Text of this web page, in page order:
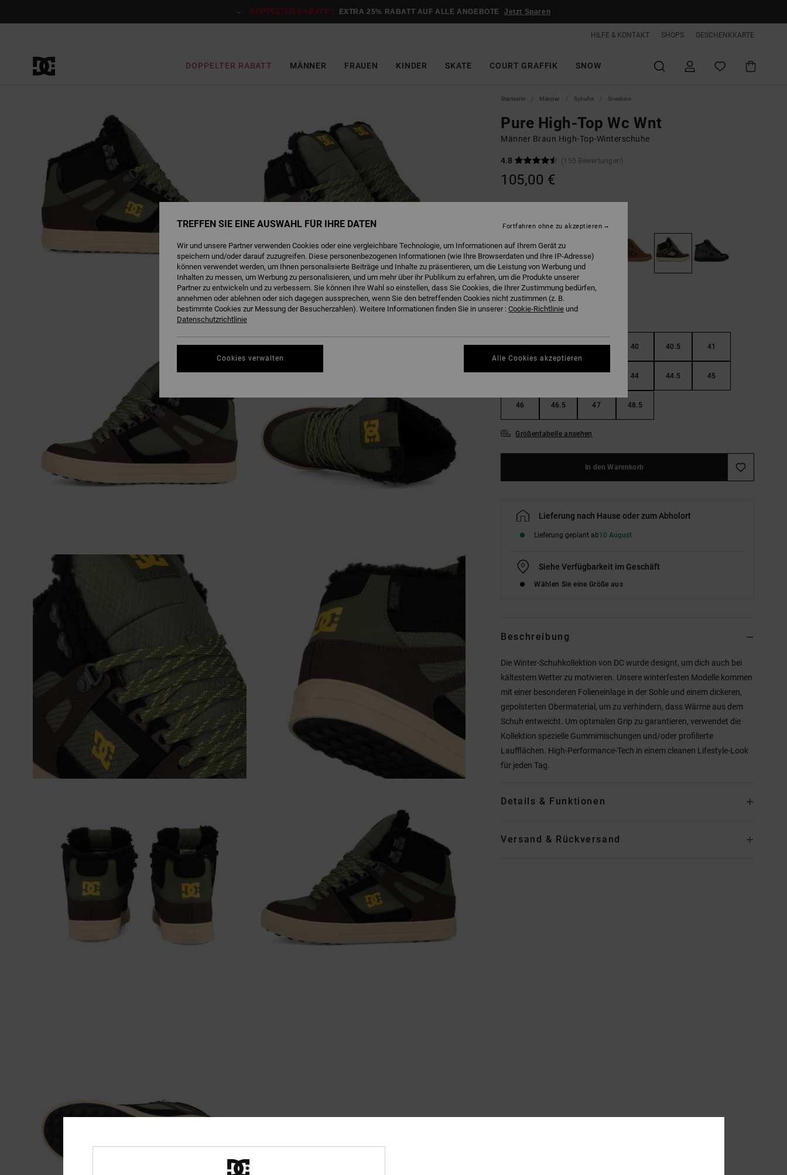
DOPPELTER RABATT*: EXTRA 25% RABATT AUF ALLE ANGEBOTE Jetzt Sparen
HILFE & KONTAKT SHOPS GESCHENKKARTE
DOPPELTER RABATT MÄNNER FRAUEN KINDER SKATE COURT GRAFFIK SNOW
Startseite Männer Schuhe Sneakers
Pure High-Top Wc Wnt
Männer Braun High-Top-Winterschuhe
4.8 (150 Bewertungen)
105,00 €
38 38.5 39 40 40.5 41
44 44.5 45
46 46.5 47 48.5
Größentabelle ansehen
In den Warenkorb
Lieferung nach Hause oder zum Abholort
Lieferung geplant ab10 August
Siehe Verfügbarkeit im Geschäft
Wählen Sie eine Größe aus
Beschreibung
Die Winter-Schuhkollektion von DC wurde designt, um dich auch bei
kältestem Wetter zu motivieren. Unsere winterfesten Modelle kommen
mit einer besonderen Folieneinlage in der Sohle und einem dickeren,
gepolsterten Obermaterial, um zu verhindern, dass Wärme aus dem
Schuh entweicht. Um optimalen Grip zu garantieren, verwendet die
Kollektion spezielle Gummimischungen und/oder profilierte
Laufflächen. High-Performance-Tech in einem cleanen Lifestyle-Look
für jeden Tag.
Details & Funktionen
Versand & Rückversand
TREFFEN SIE EINE AUSWAHL FÜR IHRE DATEN
Wir und unsere Partner verwenden Cookies oder eine vergleichbare Technologie, um Informationen auf Ihrem Gerät zu
speichern und/oder darauf zuzugreifen. Diese personenbezogenen Informationen (wie Ihre Browserdaten und Ihre IP-Adresse)
können verwendet werden, um Ihnen personalisierte Beiträge und Inhalte zu präsentieren, um die Leistung von Werbung und
Inhalten zu messen, um Werbung zu personalisieren, und um mehr über ihr Publikum zu erfahren, um die Produkte unserer
Partner zu entwickeln und zu verbessern. Sie können Ihre Wahl so einstellen, dass Sie Cookies, die Ihrer Zustimmung bedürfen,
annehmen oder ablehnen oder sich dagegen aussprechen, wenn Sie den betreffenden Cookies nicht zustimmen (z. B.
bestimmte Cookies zur Messung der Besucherzahlen). Weitere Informationen finden Sie in unserer : Cookie-Richtlinie und
Datenschutzrichtlinie
Cookies verwalten
Fortfahren ohne zu akzeptieren
Alle Cookies akzeptieren